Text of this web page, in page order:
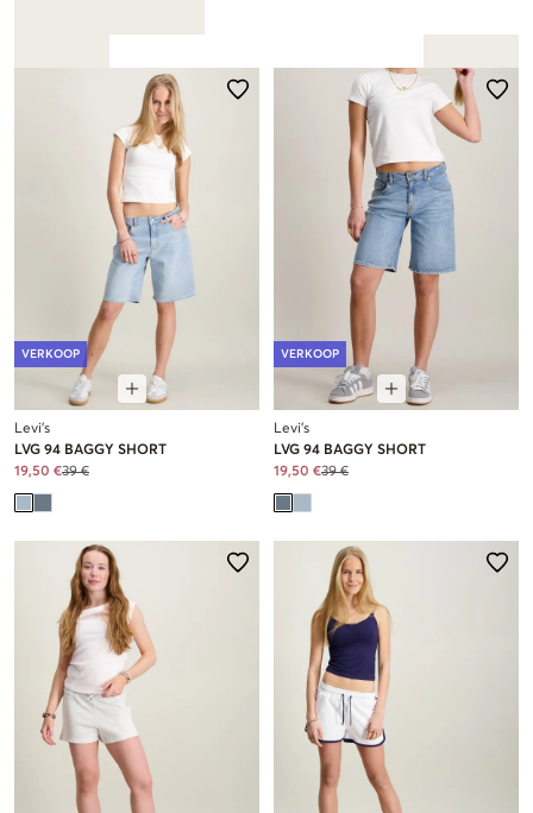
VERKOOP
Levi's
LVG 94 BAGGY SHORT
19,50 €39 €
VERKOOP
Levi's
LVG 94 BAGGY SHORT
19,50 €39 €